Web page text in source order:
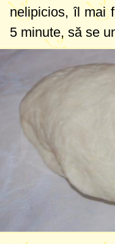
nelipicios, îl mai
5 minute, să se